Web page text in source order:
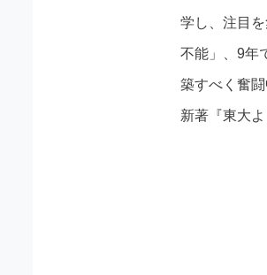
学し、注目
不能」、9年
築すべく奮闘
新著『東大